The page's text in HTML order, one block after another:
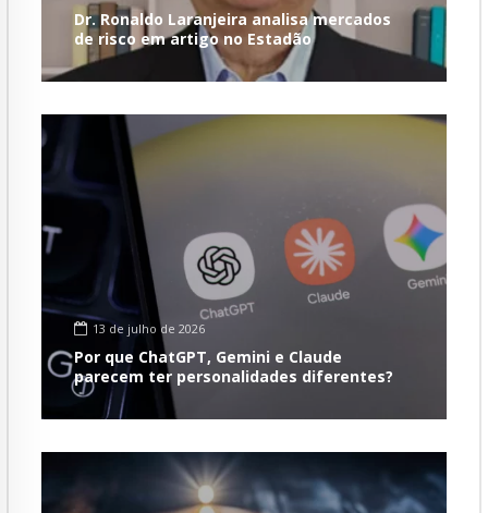
Dr. Ronaldo Laranjeira analisa mercados
de risco em artigo no Estadão
13 de julho de 2026
Por que ChatGPT, Gemini e Claude
parecem ter personalidades diferentes?